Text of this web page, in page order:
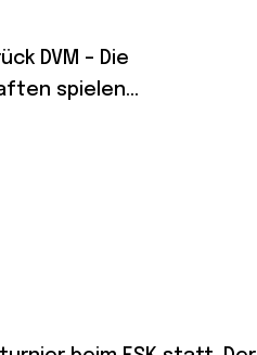
DVM – Die
spielen...